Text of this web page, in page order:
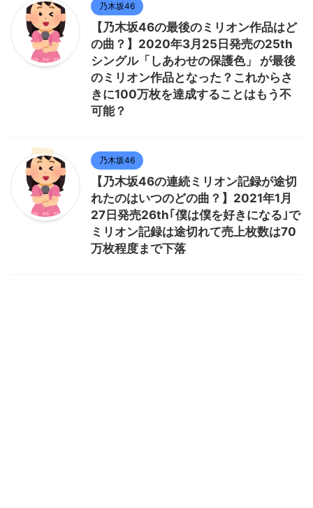
乃木坂46
【乃木坂46の最後のミリオン作品はど
の曲？】2020年3月25日発売の25th
シングル「しあわせの保護色」 が最後
のミリオン作品となった？これからさ
きに100万枚を達成することはもう不
可能？
乃木坂46
【乃木坂46の連続ミリオン記録が途切
れたのはいつのどの曲？】2021年1月
27日発売26th｢僕は僕を好きになる｣で
ミリオン記録は途切れて売上枚数は70
万枚程度まで下落